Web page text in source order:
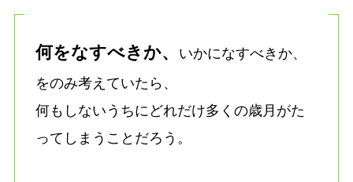
何をなすべきか、
いかになすべきか、
をのみ考えていたら、
何もしないうちにどれだけ多くの歳月がた
ってしまうことだろう。